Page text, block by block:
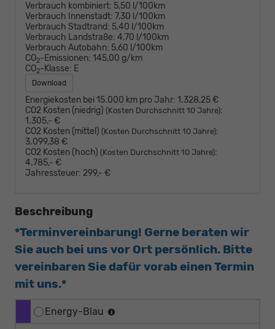
Verbrauch kombiniert: 5,50 l/100km
Verbrauch Innenstadt: 7,30 l/100km
Verbrauch Stadtrand: 5,40 l/100km
Verbrauch Landstraße: 4,70 l/100km
Verbrauch Autobahn: 5,60 l/100km
CO2-Emissionen: 145,00 g/km
CO2-Klasse: E
Download
Energiekosten bei 15.000 km pro Jahr: 1.328,25 €
CO2 Kosten (niedrig) (Kosten Durchschnitt 10 Jahre):
1.305,- €
CO2 Kosten (mittel) (Kosten Durchschnitt 10 Jahre):
3.099,38 €
CO2 Kosten (hoch) (Kosten Durchschnitt 10 Jahre):
4.785,- €
Jahressteuer: 299,- €
Beschreibung
*Terminvereinbarung! Gerne beraten wir
Sie auch bei uns vor Ort persönlich. Bitte
vereinbaren Sie dafür vorab einen Termin
mit uns.*
Energy-Blau